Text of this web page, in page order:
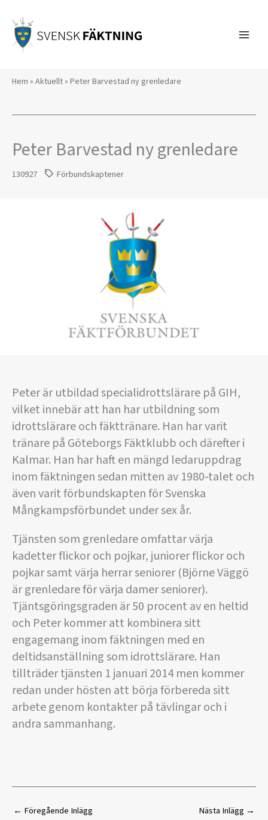
innehåll
Hem » Aktuellt» Peter Barvestad ny grenledare
Peter Barvestad ny grenledare
130927 Förbundskaptener
Peter är utbildad specialidrottslärare på GIH,
vilket innebär att han har utbildning som
idrottslärare och fäkttränare. Han har varit
tränare på Göteborgs Fäktklubb och därefter i
Kalmar. Han har haft en mängd ledaruppdrag
inom fäktningen sedan mitten av 1980-talet och
även varit förbundskapten för Svenska
Mångkampsförbundet under sex år.
Tjänsten som grenledare omfattar värja
kadetter flickor och pojkar, juniorer flickor och
pojkar samt värja herrar seniorer (Björne Väggö
är grenledare för värja damer seniorer).
Tjäntsgöringsgraden är 50 procent av en heltid
och Peter kommer att kombinera sitt
engagemang inom fäktningen med en
deltidsanställning som idrottslärare. Han
tillträder tjänsten 1 januari 2014 men kommer
redan under hösten att börja förbereda sitt
arbete genom kontakter på tävlingar och i
andra sammanhang.
← Föregående Inlägg Nästa Inlägg →